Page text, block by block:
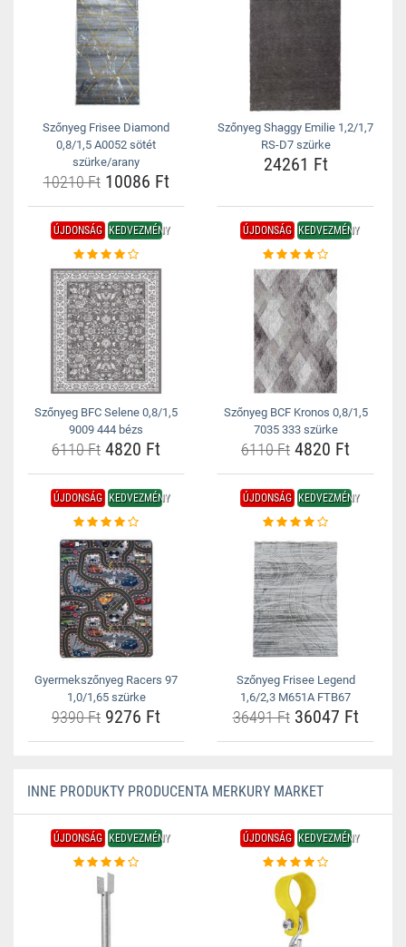
Szőnyeg Frisee Diamond
0,8/1,5 A0052 sötét
szürke/arany
10210 Ft10086 Ft
Szőnyeg Shaggy Emilie 1,2/1,7
RS-D7 szürke
24261 Ft
ÚJDONSÁG KEDVEZMÉNY
Szőnyeg BFC Selene 0,8/1,5
9009 444 bézs
6110 Ft 4820 Ft
ÚJDONSÁG KEDVEZMÉNY
Szőnyeg BCF Kronos 0,8/1,5
7035 333 szürke
6110 Ft 4820 Ft
ÚJDONSÁG KEDVEZMÉNY
Gyermekszőnyeg Racers 97
1,0/1,65 szürke
9390 Ft 9276 Ft
ÚJDONSÁG KEDVEZMÉNY
Szőnyeg Frisee Legend
1,6/2,3 M651A FTB67
36491 Ft36047 Ft
INNE PRODUKTY PRODUCENTA MERKURY MARKET
ÚJDONSÁG KEDVEZMÉNY ÚJDONSÁG KEDVEZMÉNY